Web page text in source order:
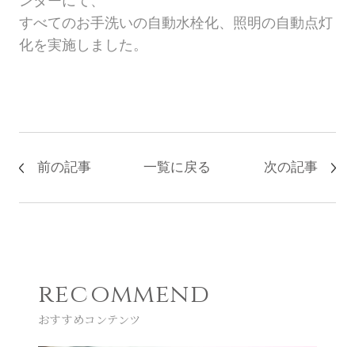
すべてのお手洗いの自動水栓化、照明の自動点灯
化を実施しました。
前の記事 一覧に戻る 次の記事
recommend
おすすめコンテンツ